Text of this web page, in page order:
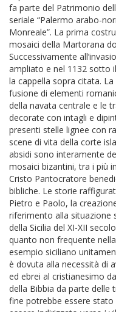
fa parte del Patrimonio
seriale “Palermo arabo-
Monreale”. La prima
mosaici della Martorana
Successivamente
ampliato e nel 1132 sotto
la cappella sopra citata.
fusione di elementi
della navata centrale e le
decorate con intagli e
presenti stelle lignee con
scene di vita della corte
absidi sono interamente
mosaici bizantini, tra i più
Cristo Pantocratore
bibliche. Le storie
Pietro e Paolo, la
riferimento alla situazione
della Sicilia del XI-XII
quanto non frequente
esempio siciliano
è dovuta alla necessità di
ed ebrei al cristianesimo
della Bibbia da parte delle
fine potrebbe essere